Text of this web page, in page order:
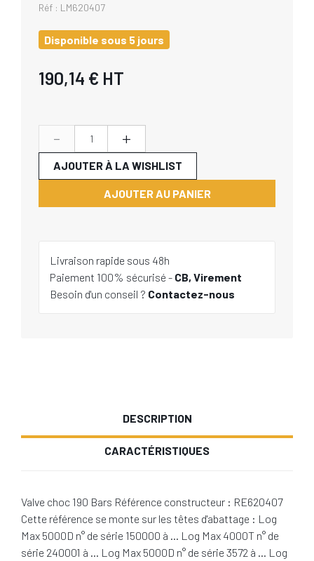
Réf : LM620407
Disponible sous 5 jours
190,14 € HT
- +
AJOUTER AU PANIER
AJOUTER À LA WISHLIST
Livraison rapide sous 48h
Paiement 100% sécurisé - CB, Virement
Besoin d'un conseil ? Contactez-nous
DESCRIPTION
CARACTÉRISTIQUES
Valve choc 190 Bars Référence constructeur : RE620407
Cette référence se monte sur les têtes d'abattage : Log
Max 5000D n° de série 150000 à … Log Max 4000T n° de
série 240001 à … Log Max 5000D n° de série 3572 à … Log